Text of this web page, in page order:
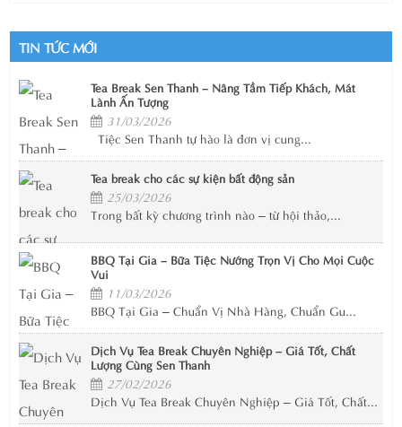
TIN TỨC MỚI
Tea Break Sen Thanh – Nâng Tầm Tiếp Khách, Mát
Lành Ấn Tượng
31/03/2026
Tiệc Sen Thanh tự hào là đơn vị cung...
Tea break cho các sự kiện bất động sản
25/03/2026
Trong bất kỳ chương trình nào – từ hội thảo,...
BBQ Tại Gia – Bữa Tiệc Nướng Trọn Vị Cho Mọi Cuộc
Vui
11/03/2026
BBQ Tại Gia – Chuẩn Vị Nhà Hàng, Chuẩn Gu...
Dịch Vụ Tea Break Chuyên Nghiệp – Giá Tốt, Chất
Lượng Cùng Sen Thanh
27/02/2026
Dịch Vụ Tea Break Chuyên Nghiệp – Giá Tốt, Chất...